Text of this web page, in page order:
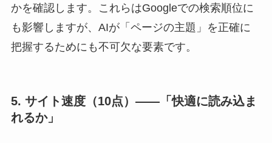
かを確認します。これらはGoogleでの検索順位に
も影響しますが、AIが「ページの主題」を正確に
把握するためにも不可欠な要素です。
5. サイト速度（10点）——「快適に読み込ま
れるか」